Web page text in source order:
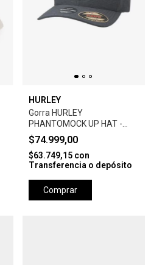
HURLEY
Gorra HURLEY
PHANTOMOCK UP HAT -
BLACK
$74.999,00
$63.749,15 con
Transferencia o depósito
Comprar